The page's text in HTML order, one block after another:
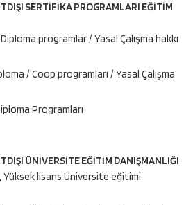
SERTİFİKA PROGRAMLARI EĞİTİM
programlar / Yasal Çalışma hakkı
/ Coop programları / Yasal Çalışma
Programları
ÜNİVERSİTE EĞİTİM DANIŞMANLIĞI
Yüksek lisans Üniversite eğitimi